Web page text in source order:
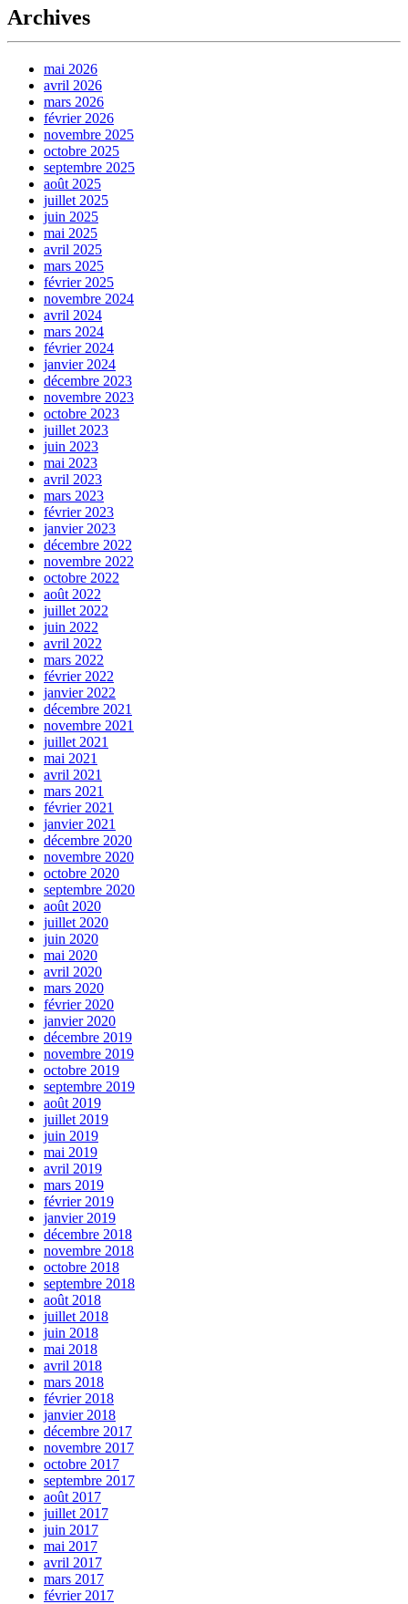
Archives
mai 2026
avril 2026
mars 2026
février 2026
novembre 2025
octobre 2025
septembre 2025
août 2025
juillet 2025
juin 2025
mai 2025
avril 2025
mars 2025
février 2025
novembre 2024
avril 2024
mars 2024
février 2024
janvier 2024
décembre 2023
novembre 2023
octobre 2023
juillet 2023
juin 2023
mai 2023
avril 2023
mars 2023
février 2023
janvier 2023
décembre 2022
novembre 2022
octobre 2022
août 2022
juillet 2022
juin 2022
avril 2022
mars 2022
février 2022
janvier 2022
décembre 2021
novembre 2021
juillet 2021
mai 2021
avril 2021
mars 2021
février 2021
janvier 2021
décembre 2020
novembre 2020
octobre 2020
septembre 2020
août 2020
juillet 2020
juin 2020
mai 2020
avril 2020
mars 2020
février 2020
janvier 2020
décembre 2019
novembre 2019
octobre 2019
septembre 2019
août 2019
juillet 2019
juin 2019
mai 2019
avril 2019
mars 2019
février 2019
janvier 2019
décembre 2018
novembre 2018
octobre 2018
septembre 2018
août 2018
juillet 2018
juin 2018
mai 2018
avril 2018
mars 2018
février 2018
janvier 2018
décembre 2017
novembre 2017
octobre 2017
septembre 2017
août 2017
juillet 2017
juin 2017
mai 2017
avril 2017
mars 2017
février 2017